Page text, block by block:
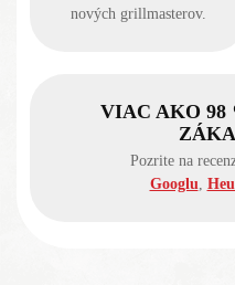
nových grillmasterov.
VIAC AKO 98
Pozrite na
Googlu,